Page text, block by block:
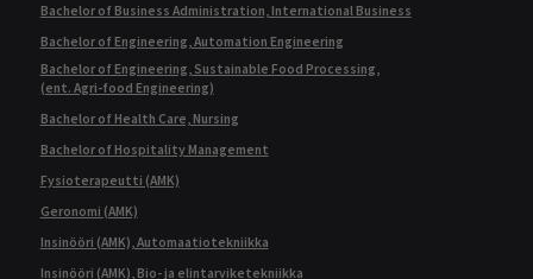
Bachelor of Business Administration, International Business
Bachelor of Engineering, Automation Engineering
Bachelor of Engineering, Sustainable Food Processing,
(ent. Agri-food Engineering)
Bachelor of Health Care, Nursing
Bachelor of Hospitality Management
Fysioterapeutti (AMK)
Geronomi (AMK)
Insinööri (AMK), Automaatiotekniikka
Insinööri (AMK), Bio- ja elintarviketekniikka